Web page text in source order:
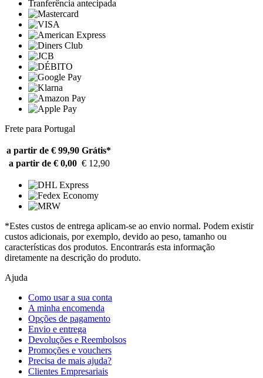
Tranferência antecipada
Frete para Portugal
a partir de € 99,90 Grátis*
a partir de € 0,00 € 12,90
*Estes custos de entrega aplicam-se ao envio normal. Podem existir
custos adicionais, por exemplo, devido ao peso, tamanho ou
características dos produtos. Encontrarás esta informação
diretamente na descrição do produto.
Ajuda
Como usar a sua conta
A minha encomenda
Opções de pagamento
Envio e entrega
Devoluções e Reembolsos
Promoções e vouchers
Precisa de mais ajuda?
Clientes Empresariais